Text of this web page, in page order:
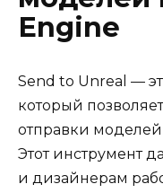
Engine
Send to Unreal —
который
отправки
Этот инструмент
и дизайнерам